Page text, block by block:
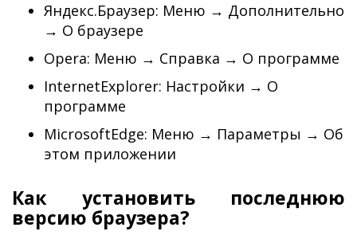
Яндекс.Браузер: Меню → Дополнительно
→ О браузере
Opera: Меню → Справка → О программе
InternetExplorer: Настройки → О
программе
MicrosoftEdge: Меню → Параметры → Об
этом приложении
Как установить последнюю
версию браузера?